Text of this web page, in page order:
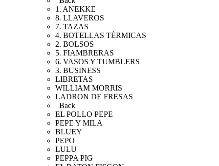
1. ANEKKE
8. LLAVEROS
7. TAZAS
4. BOTELLAS TÉRMICAS
2. BOLSOS
5. FIAMBRERAS
6. VASOS Y TUMBLERS
3. BUSINESS
LIBRETAS
WILLIAM MORRIS
LADRON DE FRESAS
Back
EL POLLO PEPE
PEPE Y MILA
BLUEY
PEPO
LULU
PEPPA PIG